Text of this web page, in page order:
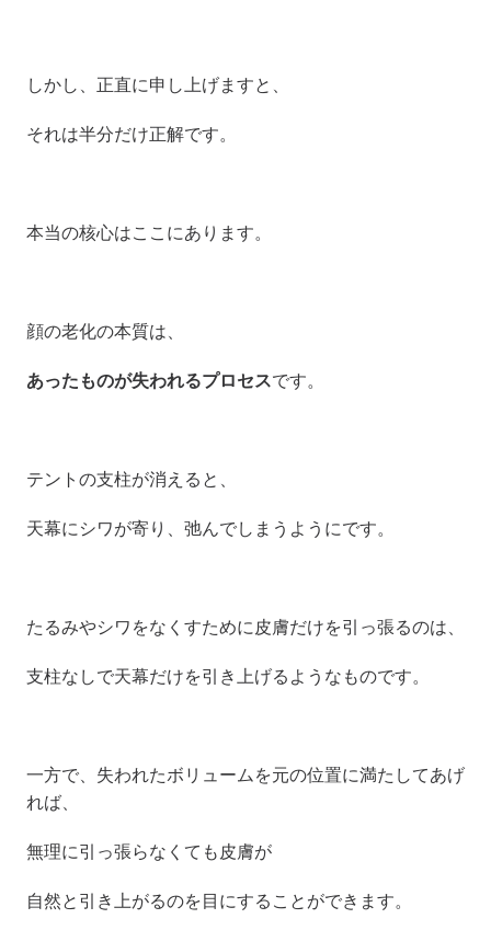
しかし、正直に申し上げますと、
それは半分だけ正解です。
本当の核心はここにあります。
顔の老化の本質は、
あったものが失われるプロセスです。
テントの支柱が消えると、
天幕にシワが寄り、弛んでしまうようにです。
たるみやシワをなくすために皮膚だけを引っ張るのは、
支柱なしで天幕だけを引き上げるようなものです。
一方で、失われたボリュームを元の位置に満たしてあげ
れば、
無理に引っ張らなくても皮膚が
自然と引き上がるのを目にすることができます。